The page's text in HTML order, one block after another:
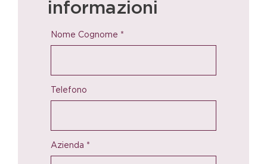
informazioni
Nome Cognome *
Telefono
Azienda *